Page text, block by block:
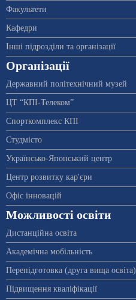
Факультети
Кафедри
Інші підрозділи та організації
Організації
Державний політехнічний музей
ЦТ “КПІ-Телеком”
Спорткомплекс КПІ
Студмісто
Українсько-Японський центр
Центр розвитку кар'єри
Офіс інновацій
Можливості освіти
Дистанційна освіта
Академічна мобільність
Перепідготовка (друга вища освіта)
Підвищення кваліфікації